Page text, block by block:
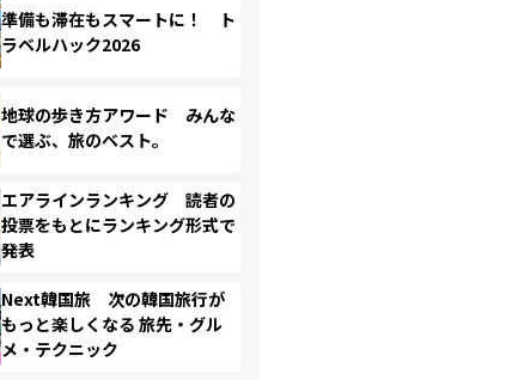
準備も滞在もスマートに！ ト
ラベルハック2026
地球の歩き方アワード みんな
で選ぶ、旅のベスト。
エアラインランキング 読者の
投票をもとにランキング形式で
発表
Next韓国旅 次の韓国旅行が
もっと楽しくなる 旅先・グル
メ・テクニック